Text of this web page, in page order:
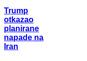
Trump
otkazao
planirane
napade na
Iran